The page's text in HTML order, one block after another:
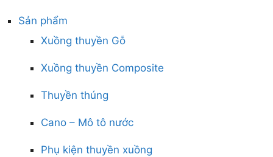
Sản phẩm
Xuồng thuyền Gỗ
Xuồng thuyền Composite
Thuyền thúng
Cano – Mô tô nước
Phụ kiện thuyền xuồng